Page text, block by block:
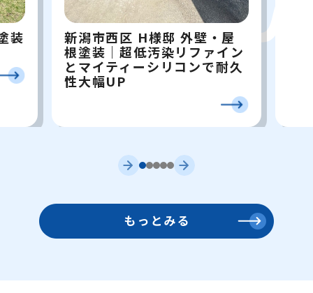
装
新潟市西区 H様邸 外壁・屋
根塗装｜超低汚染リファイン
とマイティーシリコンで耐久
性大幅UP